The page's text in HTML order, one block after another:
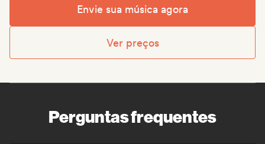
Envie sua música agora
Ver preços
Perguntas frequentes